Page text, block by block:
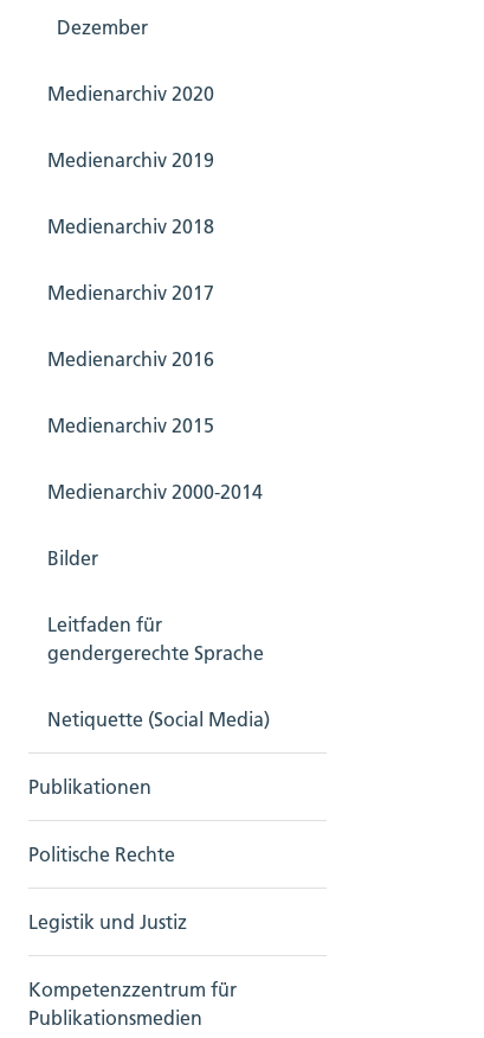
Dezember
Medienarchiv 2020
Medienarchiv 2019
Medienarchiv 2018
Medienarchiv 2017
Medienarchiv 2016
Medienarchiv 2015
Medienarchiv 2000-2014
Bilder
Leitfaden für
gendergerechte Sprache
Netiquette (Social Media)
Publikationen
Politische Rechte
Legistik und Justiz
Kompetenzzentrum für
Publikationsmedien